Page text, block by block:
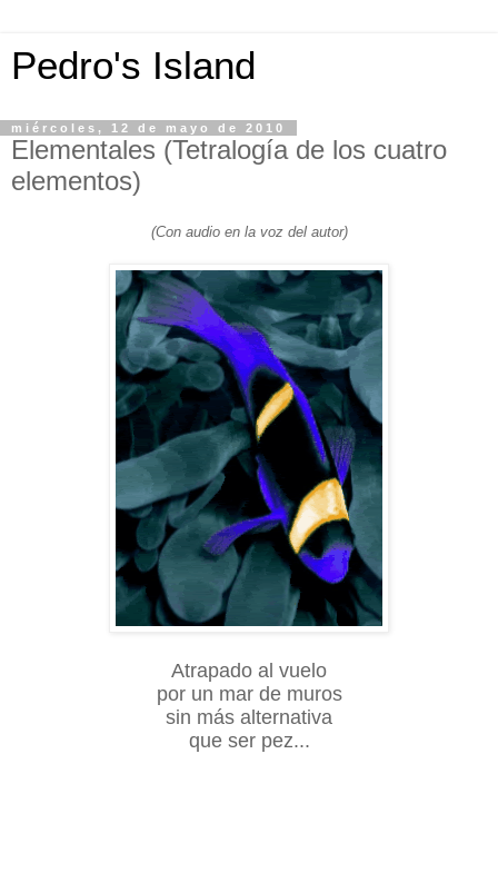
Pedro's Island
miércoles, 12 de mayo de 2010
Elementales (Tetralogía de los cuatro
elementos)
(Con audio en la voz del autor)
Atrapado al vuelo
por un mar de muros
sin más alternativa
que ser pez...